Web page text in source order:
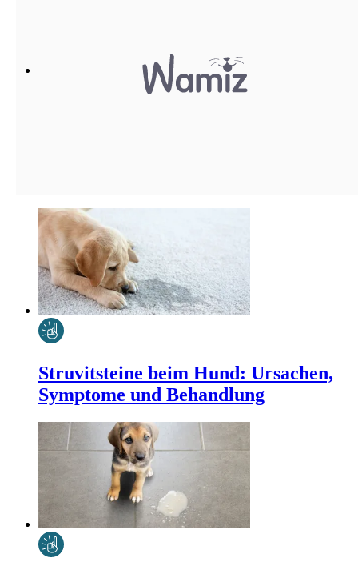
Struvitsteine beim Hund: Ursachen,
Symptome und Behandlung